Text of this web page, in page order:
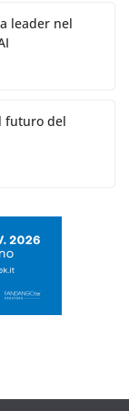
leader nel
futuro del